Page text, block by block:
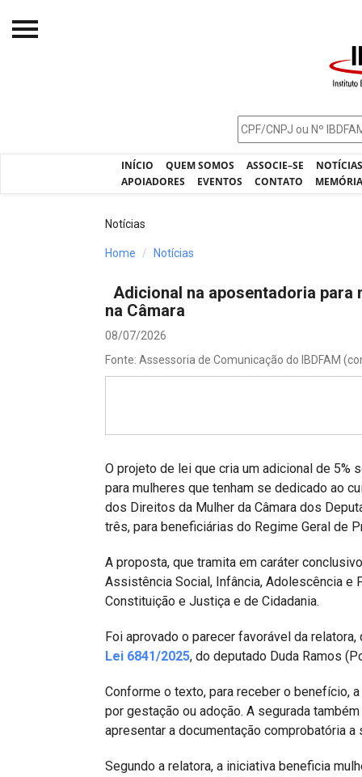
INÍCIO QUEM SOMOS ASSOCIE–SE
APOIADORES
EVENTOS CONTATO
Processos - IBDFAM
Projetos do IBDFAM
Alienação Parental
Encontre um Escritório
IBDFAM Educacional
Notícias
Home Notícias
Adicional na aposentadoria para
na Câmara
08/07/2026
Fonte: Assessoria de Comunicação do IBDFAM
O projeto de lei que cria um adicional de 5%
para mulheres que tenham se dedicado ao
dos Direitos da Mulher da Câmara dos
três, para beneficiárias do Regime Geral de
A proposta, que tramita em caráter
Assistência Social, Infância, Adolescência e
Constituição e Justiça e de Cidadania.
Foi aprovado o parecer favorável da
Lei 6841/2025, do deputado Duda Ramos
Conforme o texto, para receber o benefício,
por gestação ou adoção. A segurada
apresentar a documentação comprobatória
Segundo a relatora, a iniciativa beneficia